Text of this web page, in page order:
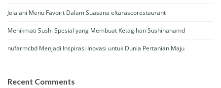
Jelajahi Menu Favorit Dalam Suasana eltarascorestaurant
Menikmati Sushi Spesial yang Membuat Ketagihan Sushihanamd
nufarmcbd Menjadi Inspirasi Inovasi untuk Dunia Pertanian Maju
Recent Comments